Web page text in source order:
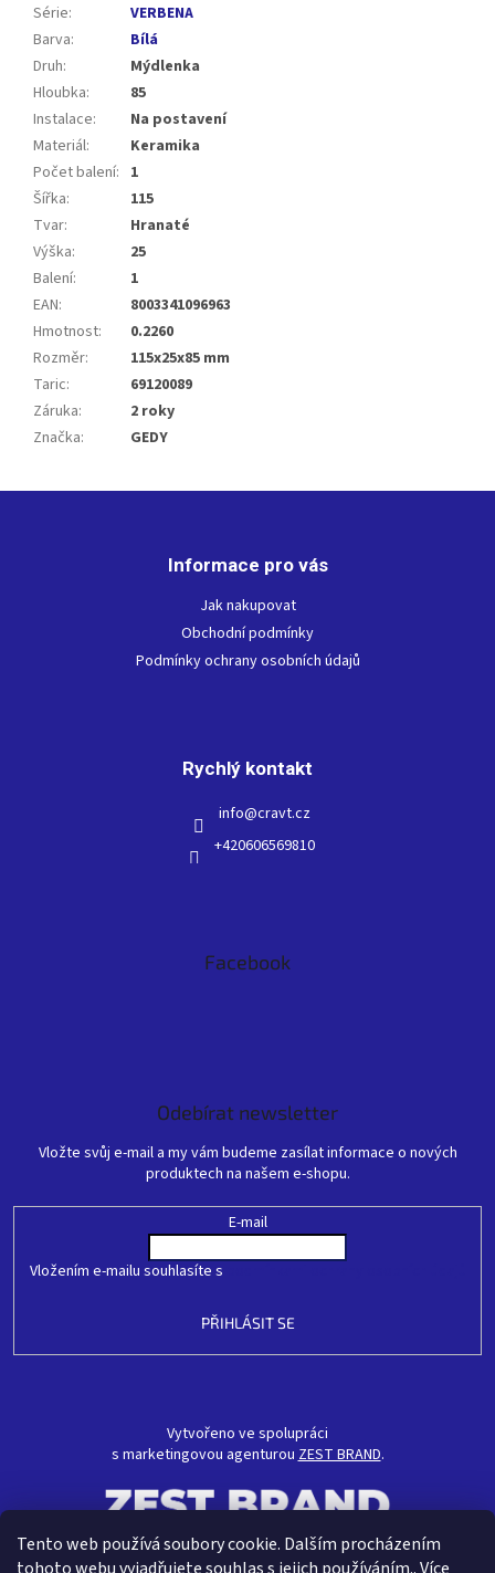
Tento web používá soubory cookie. Dalším procházením
Série:
VERBENA
Barva:
Bílá
Druh:
Mýdlenka
Hloubka:
85
Instalace:
Na postavení
Materiál:
Keramika
Počet balení: 1
Šířka:
115
Tvar:
Hranaté
Výška:
25
Balení:
1
EAN:
8003341096963
Hmotnost:
0.2260
Rozměr:
115x25x85 mm
Taric:
69120089
Záruka:
2 roky
Značka: GEDY
Informace pro vás
Jak nakupovat
Obchodní podmínky
Podmínky ochrany osobních údajů
Rychlý kontakt
info@cravt.cz
+420606569810
Facebook
Odebírat newsletter
Vložte svůj e-mail a my vám budeme zasílat informace o nových
produktech na našem e-shopu.
E-mail
Vložením e-mailu souhlasíte s
PŘIHLÁSIT SE
Vytvořeno ve spolupráci
s marketingovou agenturouZEST BRAND.